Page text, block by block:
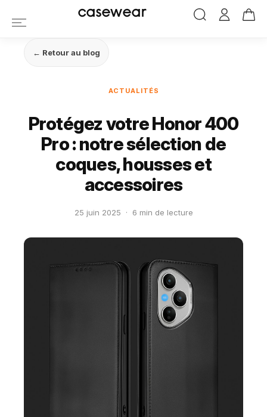
casewear
← Retour au blog
ACTUALITÉS
Protégez votre Honor 400
Pro : notre sélection de
coques, housses et
accessoires
25 juin 2025 · 6 min de lecture